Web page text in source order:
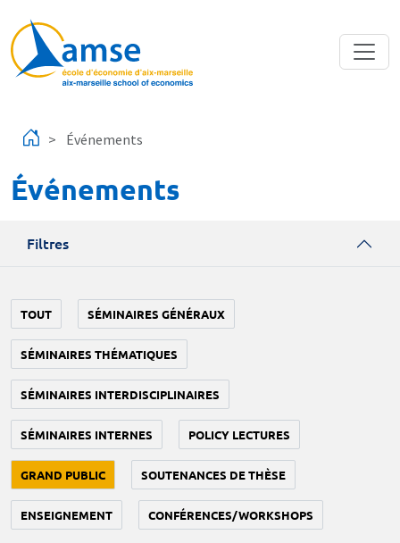
Événements
Événements
Filtres
TOUT SÉMINAIRES GÉNÉRAUX
SÉMINAIRES THÉMATIQUES
SÉMINAIRES INTERDISCIPLINAIRES
SÉMINAIRES INTERNES POLICY LECTURES
GRAND PUBLIC SOUTENANCES DE THÈSE
ENSEIGNEMENT CONFÉRENCES/WORKSHOPS